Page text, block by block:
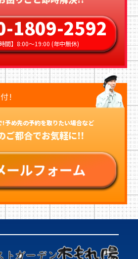
1809-2592
時間】8:00〜19:00 (年中無休)
!
!予め先の予約を取りたい場合など
ご都合でお気軽に!!